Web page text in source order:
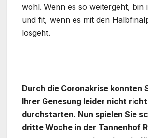
wohl. Wenn es so weitergeht, bin
und fit, wenn es mit den
losgeht.
Durch die Coronakrise konnten
Ihrer Genesung leider nicht
durchstarten. Nun spielen Sie
dritte Woche in der Tannenhof